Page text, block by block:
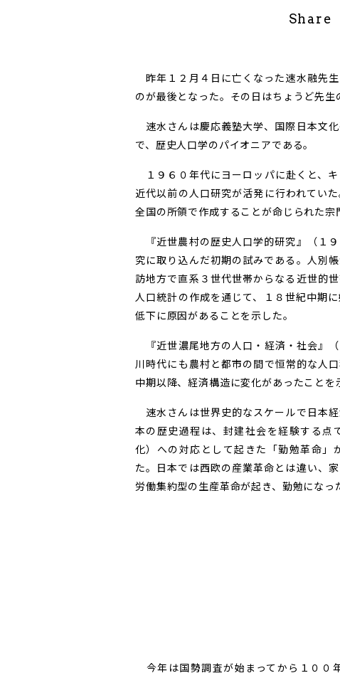
Share
昨年１２月４日に亡くなった速水融先
のが最後となった。その日はちょうど先生
速水さんは慶応義塾大学、国際日本文
で、歴史人口学のパイオニアである。
１９６０年代にヨーロッパに赴くと、
近代以前の人口研究が活発に行われてい
全国の所領で作成することが命じられた宗
『近世農村の歴史人口学的研究』（１
究に取り込んだ初期の試みである。人別
訪地方で直系３世代世帯からなる近世的
人口統計の作成を通じて、１８世紀中期
低下に原因があることを示した。
『近世濃尾地方の人口・経済・社会』
川時代にも農村と都市の間で恒常的な人
中期以降、経済構造に変化があったことを
速水さんは世界史的なスケールで日本
本の歴史過程は、封建社会を経験する点
化）への対応として起きた「勤勉革命」
た。日本では西欧の産業革命とは違い、
労働集約型の生産革命が起き、勤勉になっ
今年は国勢調査が始まってから１００